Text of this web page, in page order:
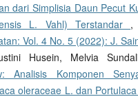
dari Simplisia Daun Pecut
L. Vahl) Terstandar
Vol. 4 No. 5 (2022): J.
Husein, Melvia
Analisis Komponen
oleraceae L. dan